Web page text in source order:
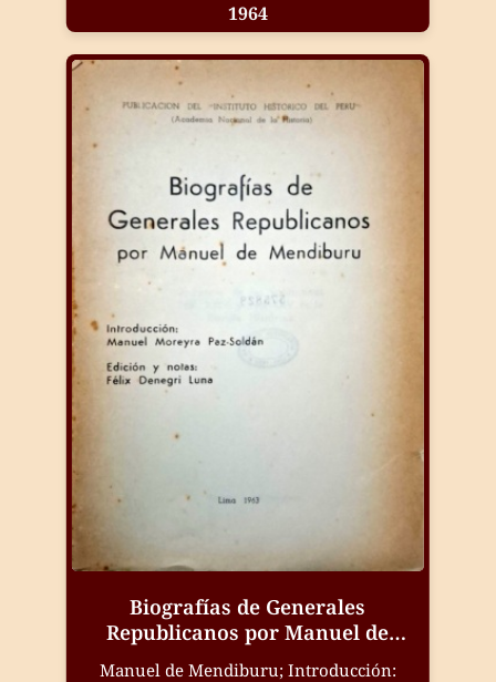
1964
Biografías de Generales
Republicanos por Manuel de
Mendiburu
Manuel de Mendiburu; Introducción: